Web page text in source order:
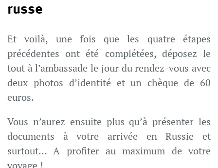
russe
Et voilà, une fois que les quatre étapes
précédentes ont été complétées, déposez le
tout à l’ambassade le jour du rendez-vous avec
deux photos d’identité et un chèque de 60
euros.
Vous n’aurez ensuite plus qu’à présenter les
documents à votre arrivée en Russie et
surtout… A profiter au maximum de votre
voyage !